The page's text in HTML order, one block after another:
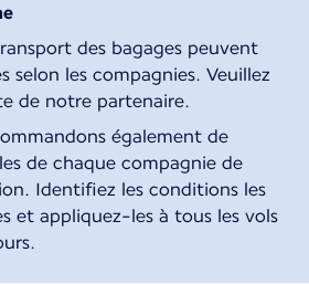
des bagages peuvent
selon les compagnies. Veuillez
de notre partenaire.
également de
de chaque compagnie de
Identifiez les conditions les
et appliquez-les à tous les vols